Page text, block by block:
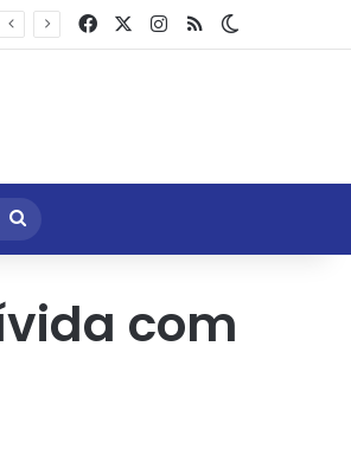
FacebookInstagram
RSS
Procurar
por
com